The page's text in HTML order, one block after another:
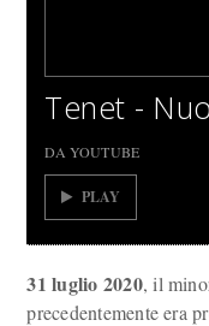
Tenet -
DA YOUTUBE
PLAY
31 luglio 2020, il
precedentemente era